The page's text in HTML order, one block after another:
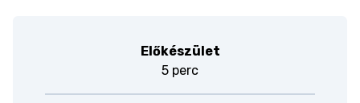
Előkészület
5 perc